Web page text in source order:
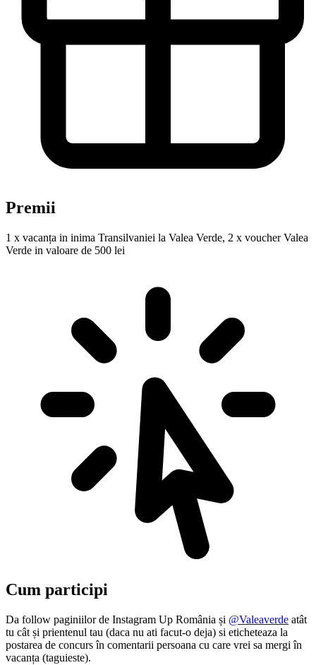
Premii
1 x vacanța in inima Transilvaniei la Valea Verde, 2 x voucher Valea
Verde in valoare de 500 lei
Cum participi
Da follow paginiilor de Instagram Up România și @Valeaverde atât
tu cât și prientenul tau (daca nu ati facut-o deja) si eticheteaza la
postarea de concurs în comentarii persoana cu care vrei sa mergi în
vacanța (taguieste).